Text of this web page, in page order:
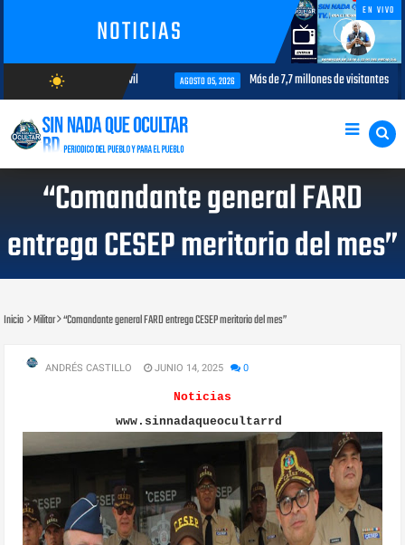
NOTICIAS
EN VIVO
wb_sunny
AGOSTO/10/2026
para la aviación civil AGOSTO 05, 2026 Más de 7,7 millones de visitantes
“Comandante general FARD
entrega CESEP meritorio del mes”
Inicio Militar “Comandante general FARD entrega CESEP meritorio del mes”
ANDRÉS CASTILLO JUNIO 14, 2025 0
Noticias
www.sinnadaqueocultarrd